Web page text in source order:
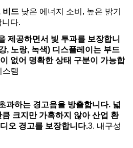
비드 낮은 에너지 소비, 높은 밝기
다.
제공하면서 빛 투과를 보장합니
, 노랑, 녹색) 디스플레이는 부드
없어 명확한 상태 구분이 가능합
스템
과하는 경고음을 방출합니다. 넓
크지만 가혹하지 않아 산업 환
오 경고를 보장합니다.3. 내구성